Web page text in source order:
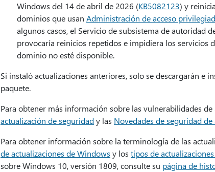
Windows del 14 de abril de 2026 (KB5082123) y
dominios que usan Administración de acceso
algunos casos, el Servicio de subsistema de autoridad
provocaría reinicios repetidos e impidiera los servicios
dominio no esté disponible.
Si instaló actualizaciones anteriores, solo se descargarán e
paquete.
Para obtener más información sobre las vulnerabilidades
actualización de seguridady las Novedades de seguridad
Para obtener información sobre la terminología de las
de actualizaciones de Windows y los tipos de
sobre Windows 10, versión 1809, consulte su página de